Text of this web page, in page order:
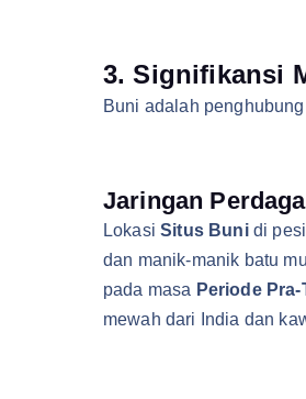
3. Signifikansi
Buni adalah
Jaringan
LokasiSitus Bunidi
dan manik-manik batu
pada masa Periode
mewah dari India dan